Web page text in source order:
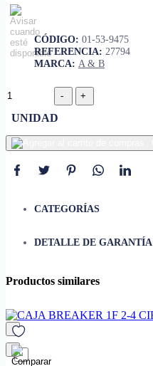
CÓDIGO: 01-53-9475
REFERENCIA: 27794
MARCA: A & B
UNIDAD
CATEGORÍAS
DETALLE DE GARANTÍA
Productos similares